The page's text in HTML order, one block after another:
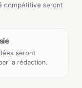
compétitive seront
seront
la rédaction.